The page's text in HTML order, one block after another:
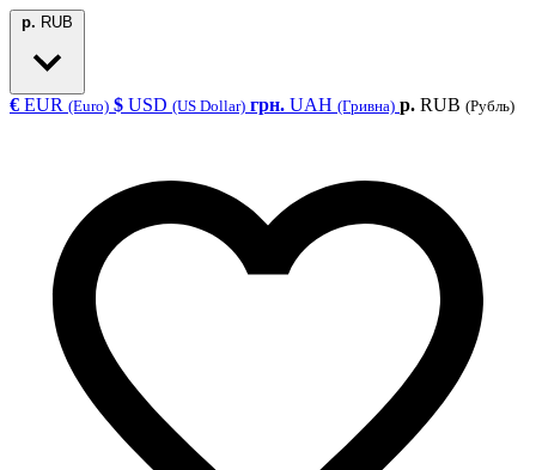
р. RUB
€ EUR (Euro) $ USD (US Dollar) грн. UAH (Гривна) р. RUB (Рубль)